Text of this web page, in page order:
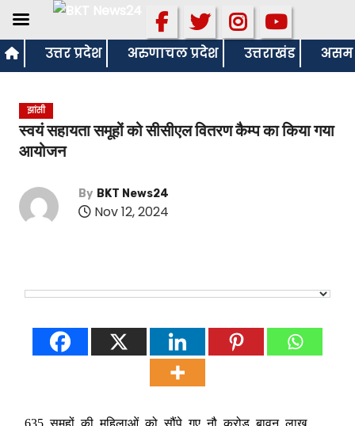
S
k
उत्तर प्रदेश अरुणाचल प्रदेश उत्तराखंड असम
झांसी
स्वयं सहायता समूहों को सीसीएल वितरण कैम्प का किया गया
आयोजन
By BKT News24
Nov 12, 2024
635 समूहों की महिलाओं को सौंपे गए नौ करोड़ बावन लाख